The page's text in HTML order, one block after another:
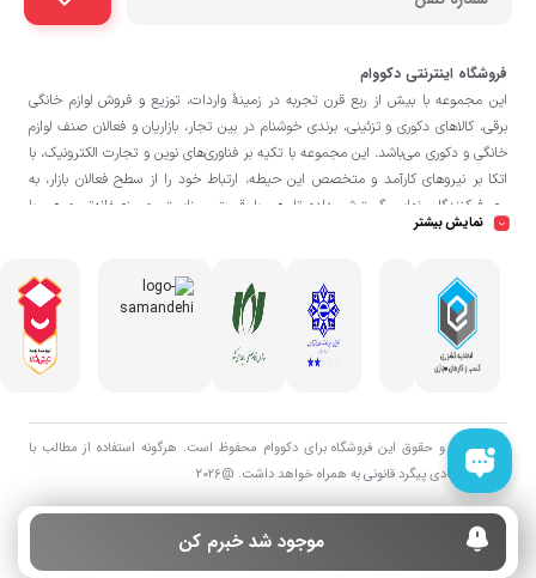
موجود شد خبرم کن
فروشگاه اینترنتی دکووام
این مجموعه با بيش از ربع قرن تجربه در زمينۀ واردات، توزيع و فروش لوازم خانگی
برقی، کالاهای دکوری و تزئینی، برندی خوشنام در بين تجار، بازاريان و فعالان صنف لوازم
خانگی و دکوری می‌باشد. این مجموعه با تكيه بر فناوری‌های نوين و تجارت الكترونيک، با
اتکا بر نيروهای كارآمد و متخصص اين حيطه، ارتباط خود را از سطح فعالان بازار، به
مصرف‌كنندگان نهايی گسترش داده تا هم با قيمتی مناسبتر و منصفانه‌تر و هم با
خدماتی گسترده‌تر و كيفی‌تر در خدمت هموطنان عزیز در اقصی نقاط ميهنمان باشد.
حضوری کالا از انبار تنها در صورت ثبت سفارش قبلی از طریق سایت و انتخاب زمان،
امکان پذیر می‌باشد.
نمایش بیشتر
تمامی حق و حقوق اين فروشگاه برای دکووام محفوظ است. هرگونه استفاده از مطالب با
هدف اقتصادی پیگرد قانونی به همراه خواهد داشت. @2026